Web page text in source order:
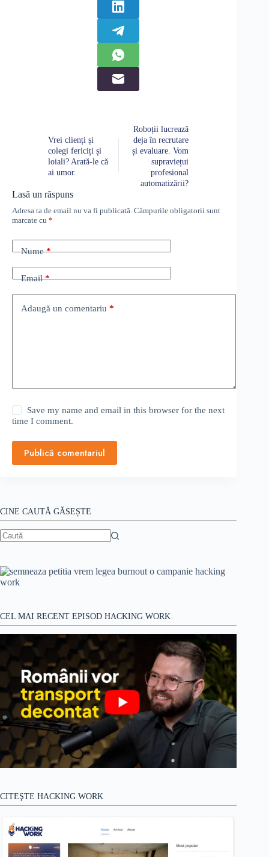
Vrei clienți și
colegi fericiți și
loiali? Arată-le că
ai umor.
Roboții lucrează
deja în recrutare
și evaluare. Vom
supraviețui
profesional
automatizării?
Lasă un răspuns
Adresa ta de email nu va fi publicată. Câmpurile obligatorii sunt
marcate cu *
Nume*
Email*
Adaugă un comentariu *
Save my name and email in this browser for the next
time I comment.
Publică comentariul
CINE CAUTĂ GĂSEȘTE
CEL MAI RECENT EPISOD HACKING WORK
CITEŞTE HACKING WORK